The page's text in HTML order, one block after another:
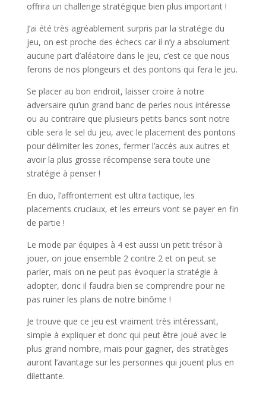
offrira un challenge stratégique bien plus important !
J’ai été très agréablement surpris par la stratégie du
jeu, on est proche des échecs car il n’y a absolument
aucune part d’aléatoire dans le jeu, c’est ce que nous
ferons de nos plongeurs et des pontons qui fera le jeu.
Se placer au bon endroit, laisser croire à notre
adversaire qu’un grand banc de perles nous intéresse
ou au contraire que plusieurs petits bancs sont notre
cible sera le sel du jeu, avec le placement des pontons
pour délimiter les zones, fermer l’accès aux autres et
avoir la plus grosse récompense sera toute une
stratégie à penser !
En duo, l’affrontement est ultra tactique, les
placements cruciaux, et les erreurs vont se payer en fin
de partie !
Le mode par équipes à 4 est aussi un petit trésor à
jouer, on joue ensemble 2 contre 2 et on peut se
parler, mais on ne peut pas évoquer la stratégie à
adopter, donc il faudra bien se comprendre pour ne
pas ruiner les plans de notre binôme !
Je trouve que ce jeu est vraiment très intéressant,
simple à expliquer et donc qui peut être joué avec le
plus grand nombre, mais pour gagner, des stratèges
auront l’avantage sur les personnes qui jouent plus en
dilettante.